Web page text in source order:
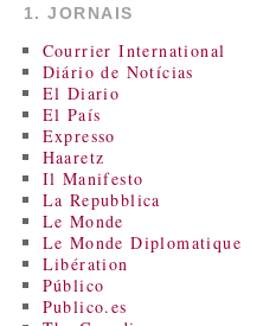
1. JORNAIS
Courrier International
Diário de Notícias
El Diario
El País
Expresso
Haaretz
Il Manifesto
La Repubblica
Le Monde
Le Monde Diplomatique
Libération
Público
Publico.es